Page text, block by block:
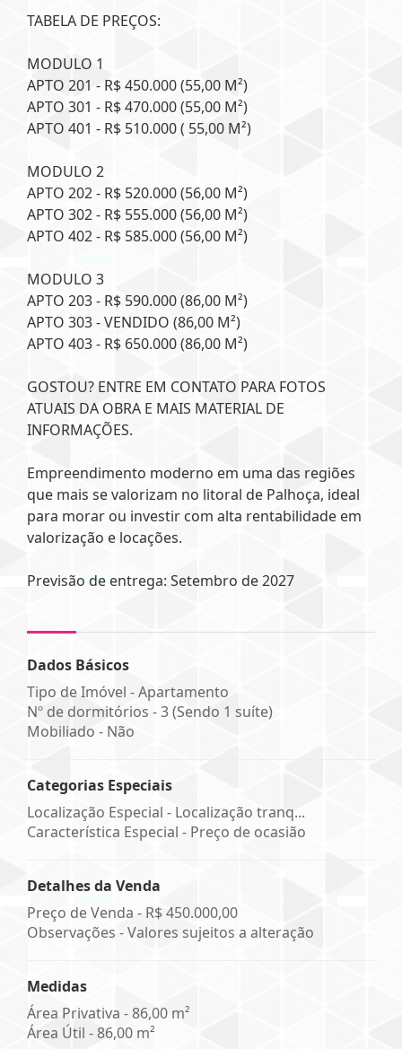
TABELA DE PREÇOS:
MODULO 1
APTO 201 - R$ 450.000 (55,00 M²)
APTO 301 - R$ 470.000 (55,00 M²)
APTO 401 - R$ 510.000 ( 55,00 M²)
MODULO 2
APTO 202 - R$ 520.000 (56,00 M²)
APTO 302 - R$ 555.000 (56,00 M²)
APTO 402 - R$ 585.000 (56,00 M²)
MODULO 3
APTO 203 - R$ 590.000 (86,00 M²)
APTO 303 - VENDIDO (86,00 M²)
APTO 403 - R$ 650.000 (86,00 M²)
GOSTOU? ENTRE EM CONTATO PARA FOTOS
ATUAIS DA OBRA E MAIS MATERIAL DE
INFORMAÇÕES.
Empreendimento moderno em uma das regiões
que mais se valorizam no litoral de Palhoça, ideal
para morar ou investir com alta rentabilidade em
valorização e locações.
Previsão de entrega: Setembro de 2027
Dados Básicos
Tipo de Imóvel - Apartamento
Nº de dormitórios - 3 (Sendo 1 suíte)
Mobiliado - Não
Categorias Especiais
Localização Especial - Localização tranq...
Característica Especial - Preço de ocasião
Detalhes da Venda
Preço de Venda - R$ 450.000,00
Observações - Valores sujeitos a alteração
Medidas
Área Privativa - 86,00 m²
Área Útil - 86,00 m²